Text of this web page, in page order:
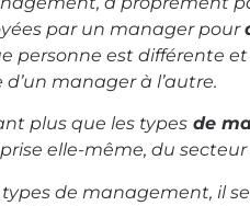
par un manager pour
personne est différente
manager à l’autre.
plus que les types de
elle-même, du secteur
de management, il